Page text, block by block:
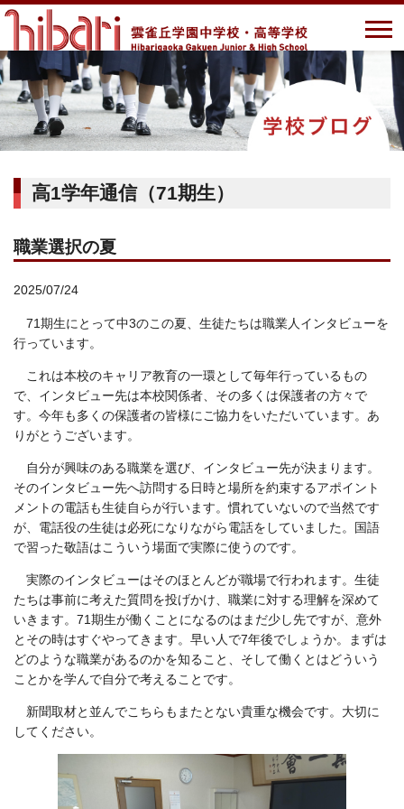
高1学年通信（71期生）
職業選択の夏
2025/07/24
71期生にとって中3のこの夏、生徒たちは職業人インタビューを
行っています。
これは本校のキャリア教育の一環として毎年行っているもの
で、インタビュー先は本校関係者、その多くは保護者の方々で
す。今年も多くの保護者の皆様にご協力をいただいています。あ
りがとうございます。
自分が興味のある職業を選び、インタビュー先が決まります。
そのインタビュー先へ訪問する日時と場所を約束するアポイント
メントの電話も生徒自らが行います。慣れていないので当然です
が、電話役の生徒は必死になりながら電話をしていました。国語
で習った敬語はこういう場面で実際に使うのです。
実際のインタビューはそのほとんどが職場で行われます。生徒
たちは事前に考えた質問を投げかけ、職業に対する理解を深めて
いきます。71期生が働くことになるのはまだ少し先ですが、意外
とその時はすぐやってきます。早い人で7年後でしょうか。まずは
どのような職業があるのかを知ること、そして働くとはどういう
ことかを学んで自分で考えることです。
新聞取材と並んでこちらもまたとない貴重な機会です。大切に
してください。